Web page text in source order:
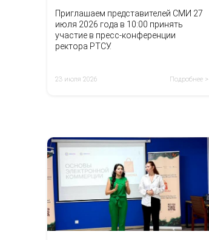
Приглашаем представителей СМИ 27
июля 2026 года в 10:00 принять
участие в пресс-конференции
ректора РТСУ.
23 июля 2026 Подробнее >